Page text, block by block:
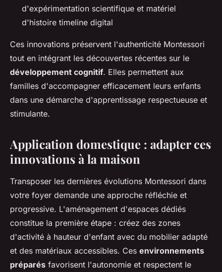
d'expérimentation scientifique et matériel
d'histoire timeline digital
Ces innovations préservent l'authenticité Montessori
tout en intégrant les découvertes récentes sur le
développement cognitif. Elles permettent aux
familles d'accompagner efficacement leurs enfants
dans une démarche d'apprentissage respectueuse et
stimulante.
Application domestique : adapter ces
innovations à la maison
Transposer les dernières évolutions Montessori dans
votre foyer demande une approche réfléchie et
progressive. L'aménagement d'espaces dédiés
constitue la première étape : créez des zones
d'activité à hauteur d'enfant avec du mobilier adapté
et des matériaux accessibles. Ces environnements
préparés favorisent l'autonomie et respectent le